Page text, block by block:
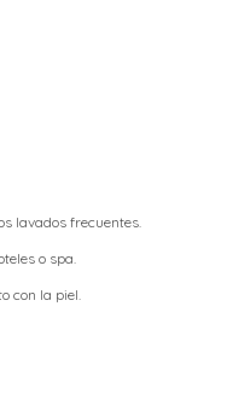
lavados frecuentes.
o spa.
con la piel.